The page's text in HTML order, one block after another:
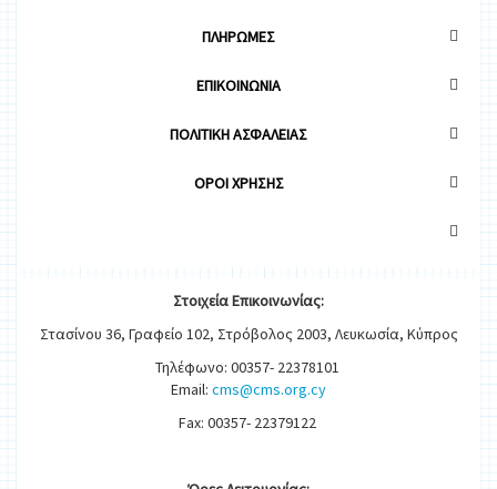
ΠΛΗΡΩΜΕΣ
ΕΠΙΚΟΙΝΩΝΙΑ
ΠΟΛΙΤΙΚΗ ΑΣΦΑΛΕΙΑΣ
OΡΟΙ ΧΡΗΣΗΣ
ΣτοιχείαΕπικοινωνίας:
Στασίνου 36, Γραφείο 102, Στρόβολος 2003, Λευκωσία, Κύπρος
Τηλέφωνο: 00357- 22378101
Email: cms@cms.org.cy
Fax: 00357- 22379122